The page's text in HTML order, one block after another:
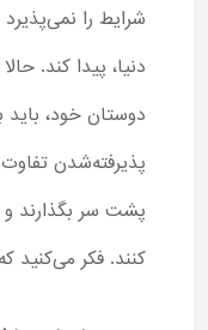
شرایط را
دنیا، پیدا کند.
دوستان خود، باید
پذیرفته‌شدن
پشت سر بگذارند و
کنند. فکر می‌کنید